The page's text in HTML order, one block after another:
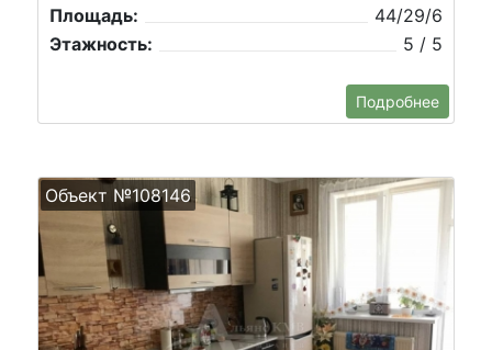
Площадь:
44/29/6
Этажность:
5 / 5
Подробнее
Объект №108146